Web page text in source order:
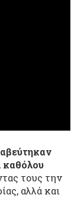
καθόλου
τους την
αλλά και